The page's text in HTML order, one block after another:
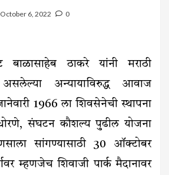
October 6, 2022 0
बाळासाहेब ठाकरे यांनी मराठी
अन्यायाविरुद्ध आवाज
1966 ला शिवसेनेची स्थापना
संघटन कौशल्य पुढील योजना
सांगण्यासाठी 30 ऑक्टोबर
म्हणजेच शिवाजी पार्क मैदानावर